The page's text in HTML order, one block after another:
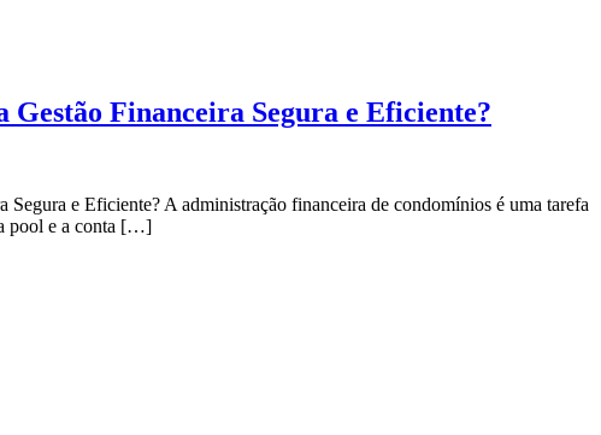
Financeira Segura e Eficiente?
e Eficiente? A administração financeira de condomínios é uma tarefa
pool e a conta […]